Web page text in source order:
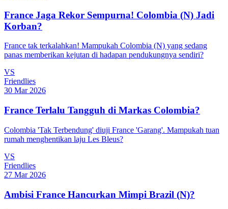
France Jaga Rekor Sempurna! Colombia (N) Jadi
Korban?
France tak terkalahkan! Mampukah Colombia (N) yang sedang
panas memberikan kejutan di hadapan pendukungnya sendiri?
VS
Friendlies
30 Mar 2026
France Terlalu Tangguh di Markas Colombia?
Colombia 'Tak Terbendung' diuji France 'Garang'. Mampukah tuan
rumah menghentikan laju Les Bleus?
VS
Friendlies
27 Mar 2026
Ambisi France Hancurkan Mimpi Brazil (N)?